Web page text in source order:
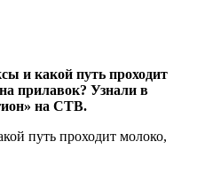
и какой путь проходит
прилавок? Узнали в
на СТВ.